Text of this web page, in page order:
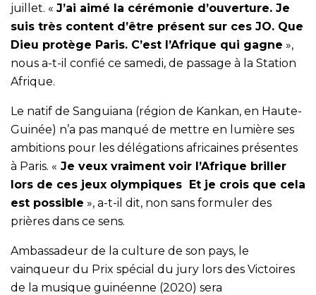
juillet. « J’ai aimé la cérémonie d’ouverture. Je
suis très content d’être présent sur ces JO. Que
Dieu protège Paris. C’est l’Afrique qui gagne »,
nous a-t-il confié ce samedi, de passage à la Station
Afrique.
Le natif de Sanguiana (région de Kankan, en Haute-
Guinée) n’a pas manqué de mettre en lumière ses
ambitions pour les délégations africaines présentes
à Paris. « Je veux vraiment voir l’Afrique briller
lors de ces jeux olympiques Et je crois que cela
est possible », a-t-il dit, non sans formuler des
prières dans ce sens.
Ambassadeur de la culture de son pays, le
vainqueur du Prix spécial du jury lors des Victoires
de la musique guinéenne (2020) sera